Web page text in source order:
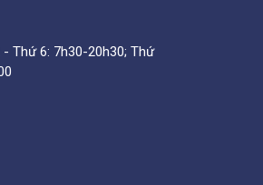
Thứ 6: 7h30-20h30; Thứ